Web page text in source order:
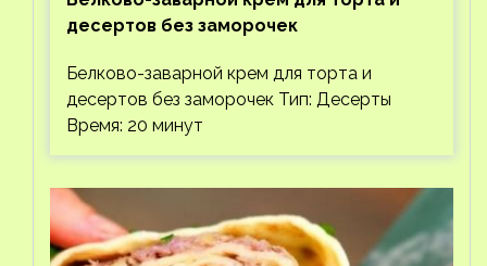
десертов без заморочек
Белково-заварной крем для торта и
десертов без заморочек Тип: Десерты
Время: 20 минут